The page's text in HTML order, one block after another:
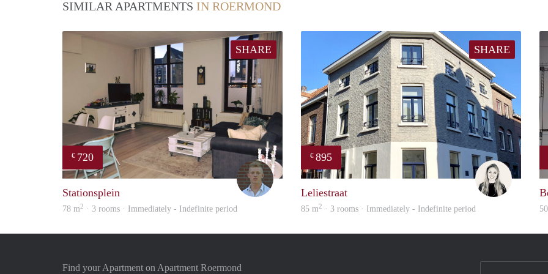
SIMILAR APARTMENTS IN ROERMOND
SHARE
€ 720
Tom
Stationsplein
78 m2 · 3 rooms · Immediately - Indefinite period
SHARE
€ 895
Fleur
Leliestraat
85 m2 · 3 rooms · Immediately - Indefinite period
Find your Apartment on Apartment Roermond